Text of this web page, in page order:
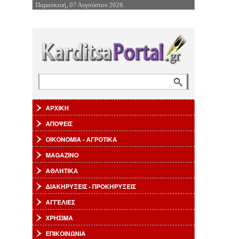
Επιστροφή στην Πλοήγηση
Παρασκευή, 07 Αυγούστου 2026
ΑΡΧΙΚΗ
ΑΠΟΨΕΙΣ
ΟΙΚΟΝΟΜΙΑ - ΑΓΡΟΤΙΚΑ
MAGAZINO
ΑΘΛΗΤΙΚΑ
ΔΙΑΚΗΡΥΞΕΙΣ - ΠΡΟΚΗΡΥΞΕΙΣ
ΑΓΓΕΛΙΕΣ
ΧΡΗΣΙΜΑ
ΕΠΙΚΟΙΝΩΝΙΑ